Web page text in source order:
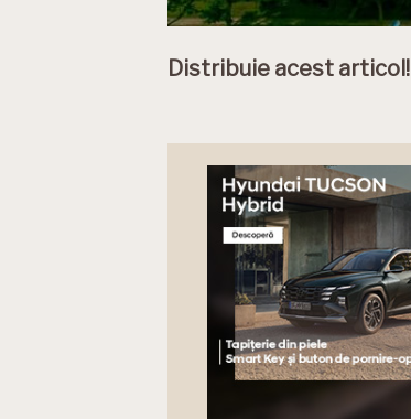
Distribuie acest articol!